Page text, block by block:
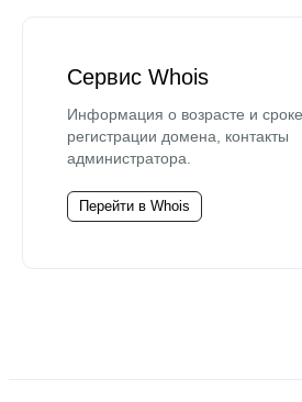
Сервис Whois
Информация о возрасте и сроке
регистрации домена, контакты
администратора.
Перейти в Whois